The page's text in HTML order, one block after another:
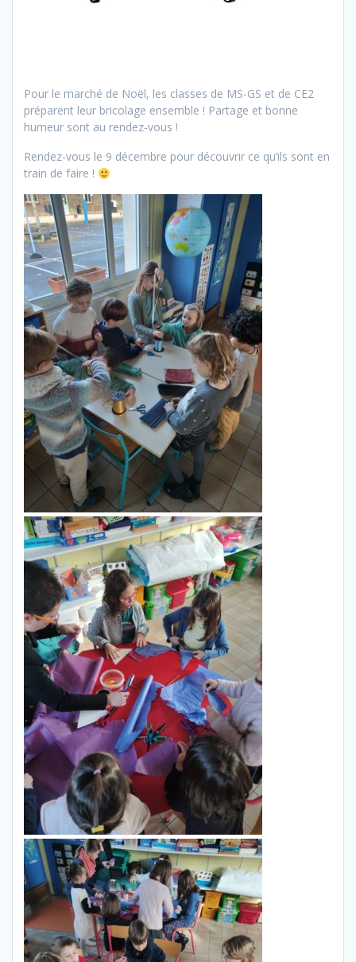
Pour le marché de Noël, les classes de MS-GS et de CE2
préparent leur bricolage ensemble ! Partage et bonne
humeur sont au rendez-vous !
Rendez-vous le 9 décembre pour découvrir ce qu’ils sont en
train de faire !